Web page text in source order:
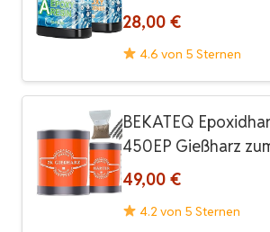
28,00 €
4.6 von 5 Sternen
BEKATEQ
450EP Gießharz
49,00 €
4.2 von 5 Sternen